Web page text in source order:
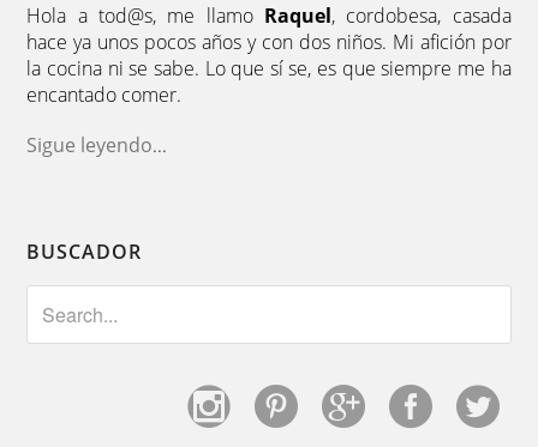
Hola a tod@s, me llamo Raquel, cordobesa, casada
hace ya unos pocos años y con dos niños. Mi afición por
la cocina ni se sabe. Lo que sí se, es que siempre me ha
encantado comer.
Sigue leyendo...
BUSCADOR